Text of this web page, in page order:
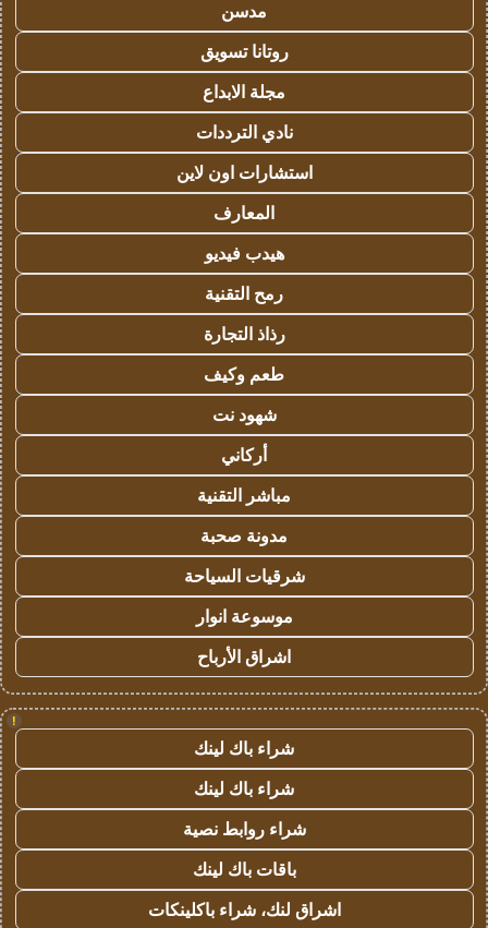
مدسن
روتانا تسويق
مجلة الابداع
نادي الترددات
استشارات اون لاين
المعارف
هيدب فيديو
رمح التقنية
رذاذ التجارة
طعم وكيف
شهود نت
أركاني
مباشر التقنية
مدونة صحبة
شرقيات السياحة
موسوعة انوار
اشراق الأرباح
!
شراء باك لينك
شراء باك لينك
شراء روابط نصية
باقات باك لينك
اشراق لنك، شراء باكلينكات